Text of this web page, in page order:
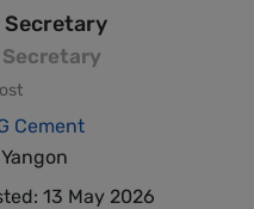
Secretary
Cement
13 May 2026